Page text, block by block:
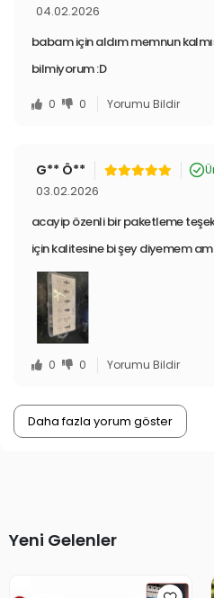
04.02.2026
babam için aldım memnun
bilmiyorum :D
0 0 Yorumu Bildir
G** Ö**
03.02.2026
acayip özenli bir paketleme
için kalitesine bi şey diyemem
0 0 Yorumu Bildir
Daha fazla yorum göster
Yeni Gelenler